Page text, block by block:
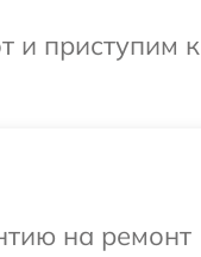
и приступим к
на ремонт